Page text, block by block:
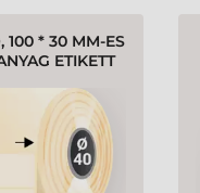
100 * 30 MM-ES
ETIKETT
Tezeko